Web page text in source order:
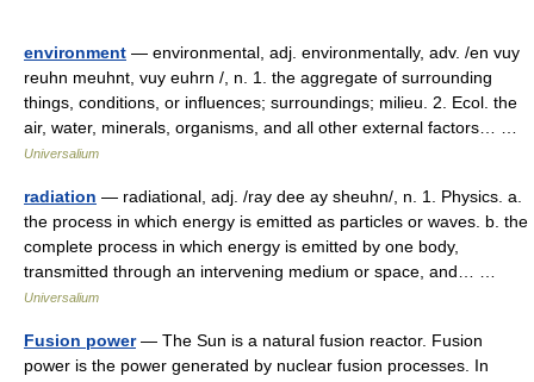
environment — environmental, adj. environmentally, adv. /en vuy
reuhn meuhnt, vuy euhrn /, n. 1. the aggregate of surrounding
things, conditions, or influences; surroundings; milieu. 2. Ecol. the
air, water, minerals, organisms, and all other external factors… …
Universalium
radiation — radiational, adj. /ray dee ay sheuhn/, n. 1. Physics. a.
the process in which energy is emitted as particles or waves. b. the
complete process in which energy is emitted by one body,
transmitted through an intervening medium or space, and… …
Universalium
Fusion power— The Sun is a natural fusion reactor. Fusion
power is the power generated by nuclear fusion processes. In